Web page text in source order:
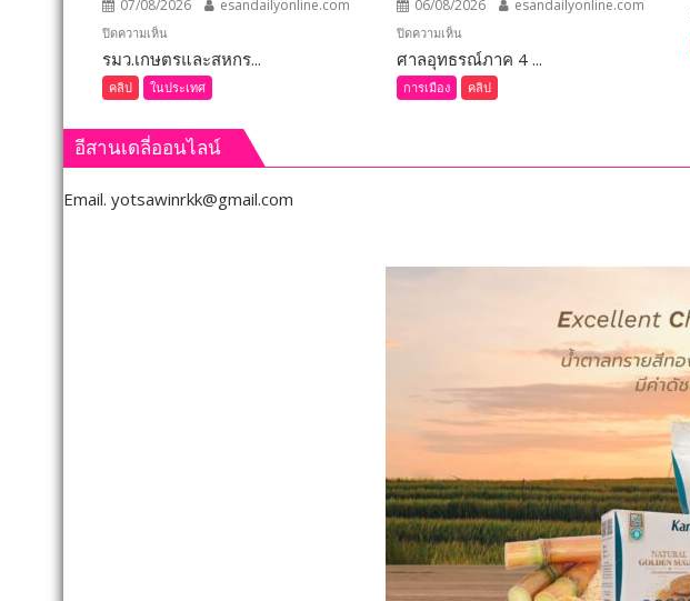
07/08/2026 esandailyonline.com
ปิดความเห็น
เลย
(ชม
คลิป)
รมว.เกษตร
และ
ลงพื้น
รมว.เกษตรและสหกร...
คลิป ในประเทศ
06/08/2026 esandailyonline.com
ปิดความเห็น
ขอนแก่น
(ชม
คลิป)
กกต.
จัดการ
เลือก
ตั้ง
ภายใน 60 วัน
ศาลอุทธรณ์ภาค 4 ...
การเมือง คลิป
อีสานเดลี่ออนไลน์
Email. yotsawinrkk@gmail.com